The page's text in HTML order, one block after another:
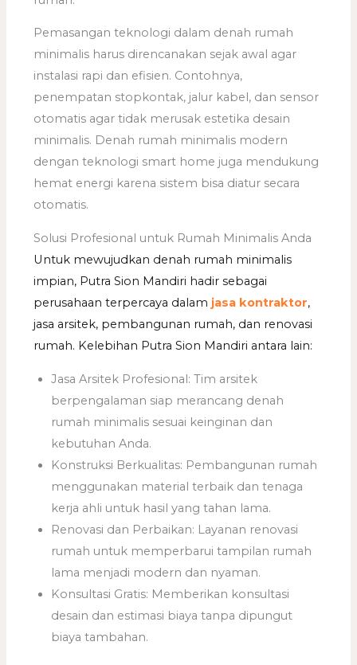
Pemasangan teknologi dalam denah rumah
minimalis harus direncanakan sejak awal agar
instalasi rapi dan efisien. Contohnya,
penempatan stopkontak, jalur kabel, dan sensor
otomatis agar tidak merusak estetika desain
minimalis. Denah rumah minimalis modern
dengan teknologi smart home juga mendukung
hemat energi karena sistem bisa diatur secara
otomatis.
Solusi Profesional untuk Rumah Minimalis Anda
Untuk mewujudkan denah rumah minimalis
impian, Putra Sion Mandiri hadir sebagai
perusahaan terpercaya dalam jasa kontraktor,
jasa arsitek, pembangunan rumah, dan renovasi
rumah. Kelebihan Putra Sion Mandiri antara lain:
Jasa Arsitek Profesional: Tim arsitek
berpengalaman siap merancang denah
rumah minimalis sesuai keinginan dan
kebutuhan Anda.
Konstruksi Berkualitas: Pembangunan rumah
menggunakan material terbaik dan tenaga
kerja ahli untuk hasil yang tahan lama.
Renovasi dan Perbaikan: Layanan renovasi
rumah untuk memperbarui tampilan rumah
lama menjadi modern dan nyaman.
Konsultasi Gratis: Memberikan konsultasi
desain dan estimasi biaya tanpa dipungut
biaya tambahan.